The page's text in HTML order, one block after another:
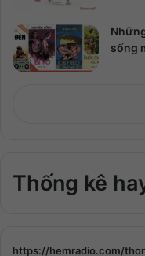
sống
Thống kê
https://hemradio.com/